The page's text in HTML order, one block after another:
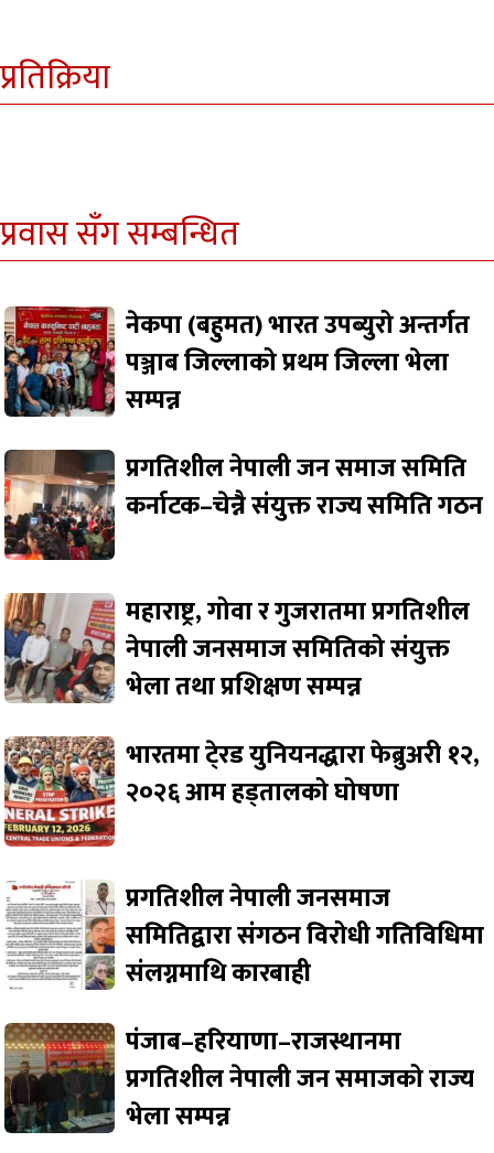
प्रतिक्रिया
प्रवास सँग सम्बन्धित
नेकपा (बहुमत) भारत उपब्युरो अन्तर्गत
पञ्जाब जिल्लाको प्रथम जिल्ला भेला
सम्पन्न
प्रगतिशील नेपाली जन समाज समिति
कर्नाटक–चेन्नै संयुक्त राज्य समिति गठन
महाराष्ट्र, गोवा र गुजरातमा प्रगतिशील
नेपाली जनसमाज समितिको संयुक्त
भेला तथा प्रशिक्षण सम्पन्न
भारतमा टे्रड युनियनद्धारा फेब्रुअरी १२,
२०२६ आम हड्तालको घोषणा
प्रगतिशील नेपाली जनसमाज
समितिद्वारा संगठन विरोधी गतिविधिमा
संलग्नमाथि कारबाही
पंजाब–हरियाणा–राजस्थानमा
प्रगतिशील नेपाली जन समाजको राज्य
भेला सम्पन्न